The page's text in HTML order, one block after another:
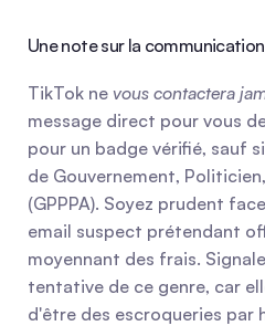
Une note sur la
TikTok ne vous contactera
message direct pour vous
pour un badge vérifié, sauf
de Gouvernement,
(GPPPA). Soyez prudent
email suspect prétendant
moyennant des frais.
tentative de ce genre, car
d'être des escroqueries par